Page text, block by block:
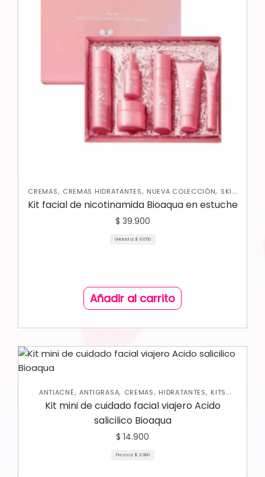
CREMAS, CREMAS HIDRATANTES, NUEVA COLECCIÓN, SKIN
CARE FACIAL
Kit facial de nicotinamida Bioaqua en estuche
$ 39.900
Unidad a: $ 6.650
Añadir al carrito
ANTIACNÉ, ANTIGRASA, CREMAS, HIDRATANTES, KITS
PROMO SKIN CARE
NUEVA COLECCIÓN, SKIN CARE FACIAL
Kit mini de cuidado facial viajero Acido
salicilico Bioaqua
$ 14.900
Pieza a: $ 2.980